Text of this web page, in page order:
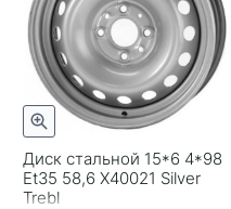
Диск стальной 15*6 4*98
Et35 58,6 X40021 Silver
Trebl